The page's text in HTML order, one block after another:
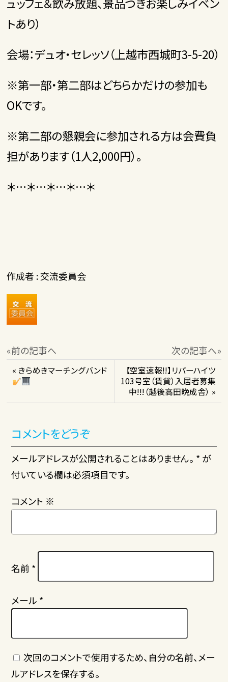
トあり）
会場：デュオ・セレッソ（上越市西城町3-5-20）
※第一部・第二部はどちらかだけの参加も
OKです。
※第二部の懇親会に参加される方は会費負
担があります（1人2,000円）。
＊…＊…＊…＊…＊
作成者 : 交流委員会
«前の記事へ 次の記事へ»
« きらめきマーチングバンド
【空室速報!!】リバーハイツ
103号室（賃貸）入居者募集
中!!!（越後高田晩成舎） »
コメントをどうぞ
メールアドレスが公開されることはありません。 * が
付いている欄は必須項目です。
コメント ※
名前 *
メール *
次回のコメントで使用するため、自分の名前、メー
ルアドレスを保存する。